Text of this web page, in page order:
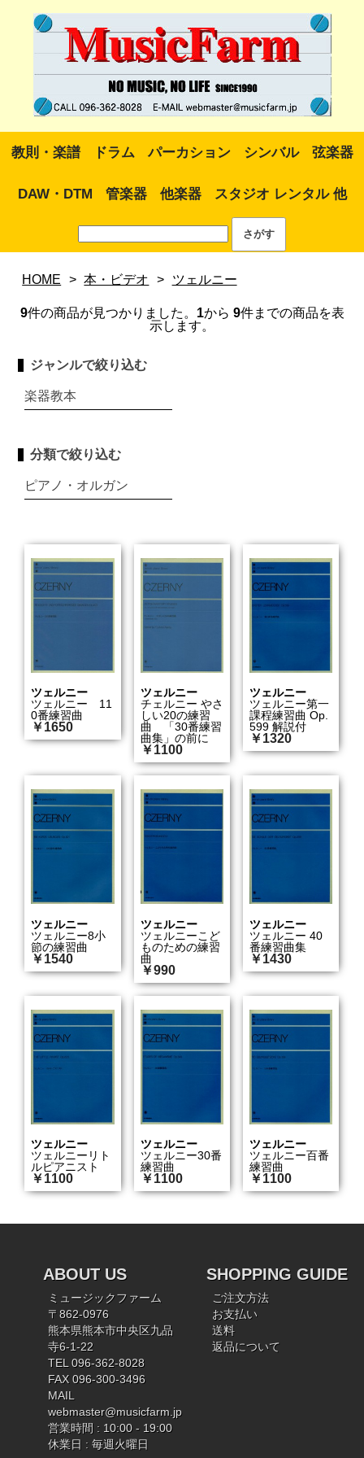
教則・楽譜 ドラム パーカション シンバル 弦楽器
DAW・DTM 管楽器 他楽器 スタジオ レンタル 他
HOME > 本・ビデオ > ツェルニー
9件の商品が見つかりました。 1から 9件までの商品を表
示します。
ジャンルで絞り込む
楽器教本
分類で絞り込む
ピアノ・オルガン
ツェルニー
ツェルニー 11
0番練習曲
￥1650
ツェルニー
チェルニー やさ
しい20の練習
曲 「30番練習
曲集」の前に
￥1100
ツェルニー
ツェルニー第一
課程練習曲 Op.
599 解説付
￥1320
ツェルニー
ツェルニー8小
節の練習曲
￥1540
ツェルニー
ツェルニーこど
ものための練習
曲
￥990
ツェルニー
ツェルニー 40
番練習曲集
￥1430
ツェルニー
ツェルニーリト
ルピアニスト
￥1100
ツェルニー
ツェルニー30番
練習曲
￥1100
ツェルニー
ツェルニー百番
練習曲
￥1100
ABOUT US
ミュージックファーム
〒862-0976
熊本県熊本市中央区九品
寺6-1-22
TEL 096-362-8028
FAX 096-300-3496
MAIL
webmaster@musicfarm.jp
営業時間 : 10:00 - 19:00
休業日 : 毎週火曜日
SHOPPING GUIDE
ご注文方法
お支払い
送料
返品について